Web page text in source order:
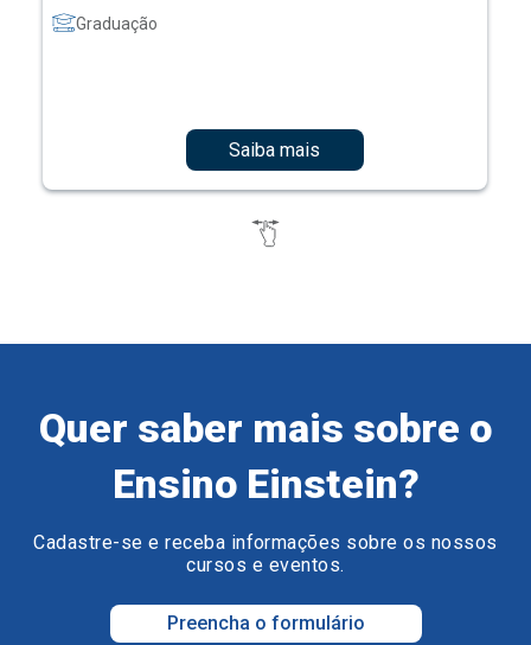
Graduação
Saiba mais
Quer saber mais sobre o
Ensino Einstein?
Cadastre-se e receba informações sobre os nossos
cursos e eventos.
Preencha o formulário